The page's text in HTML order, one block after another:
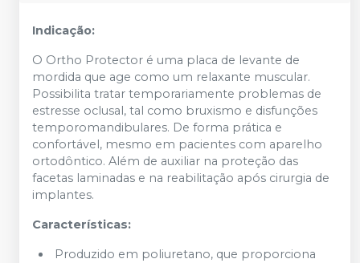
Indicação:
O Ortho Protector é uma placa de levante de
mordida que age como um relaxante muscular.
Possibilita tratar temporariamente problemas de
estresse oclusal, tal como bruxismo e disfunções
temporomandibulares. De forma prática e
confortável, mesmo em pacientes com aparelho
ortodôntico. Além de auxiliar na proteção das
facetas laminadas e na reabilitação após cirurgia de
implantes.
Características:
Produzido em poliuretano, que proporciona